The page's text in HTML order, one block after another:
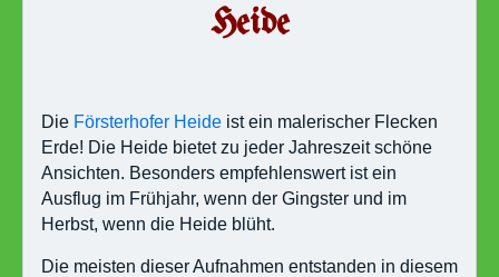
Heide
Die Försterhofer Heide ist ein malerischer Flecken
Erde! Die Heide bietet zu jeder Jahreszeit schöne
Ansichten. Besonders empfehlenswert ist ein
Ausflug im Frühjahr, wenn der Gingster und im
Herbst, wenn die Heide blüht.
Die meisten dieser Aufnahmen entstanden in diesem